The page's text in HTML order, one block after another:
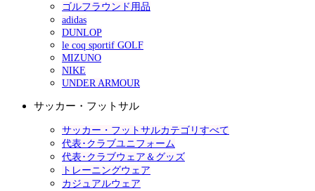
ゴルフラウンド用品
adidas
DUNLOP
le coq sportif GOLF
MIZUNO
NIKE
UNDER ARMOUR
サッカー・フットサル
サッカー・フットサルカテゴリすべて
代表･クラブユニフォーム
代表･クラブウェア＆グッズ
トレーニングウェア
カジュアルウェア